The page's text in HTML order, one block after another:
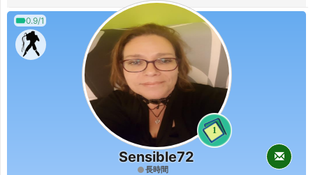
0.9/1
1
Sensible72
長時間